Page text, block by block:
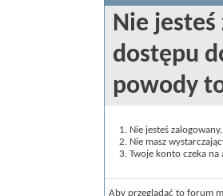
Nie
dostępu
powody
Nie jesteś zalogowany.
Nie masz
Twoje konto czeka na
Aby przeglądać to forum